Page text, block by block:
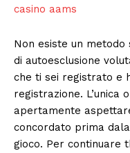
casino aams
Non esiste un
di autoesclusione
che ti sei registrato e
registrazione. L’unica
apertamente
concordato prima
gioco. Per continuare